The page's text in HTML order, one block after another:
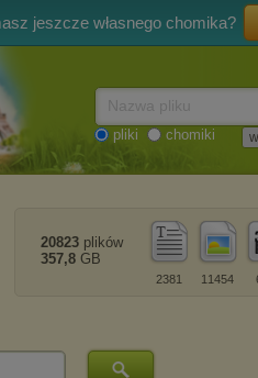
jeszcze własnego chomika?
pliki chomiki
11454
2381
20823 plików
357,8 GB